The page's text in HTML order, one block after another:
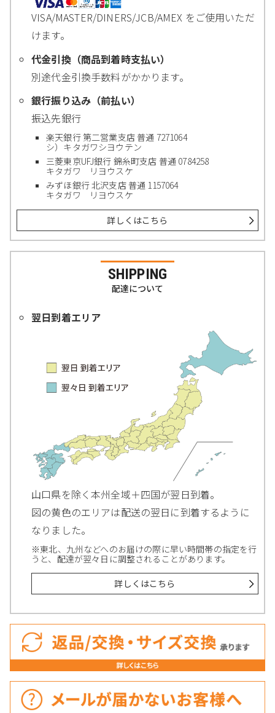
VISA/MASTER/DINERS/JCB/AMEX をご使用いただ
けます。
代金引換（商品到着時支払い）
別途代金引換手数料がかかります。
銀行振り込み（前払い）
振込先銀行
楽天銀行 第二営業支店 普通 7271064
シ）キタガワシヨウテン
三菱東京UFJ銀行 錦糸町支店 普通 0784258
キタガワ リヨウスケ
みずほ銀行 北沢支店 普通 1157064
キタガワ リヨウスケ
詳しくはこちら
SHIPPING
配達について
翌日到着エリア
山口県を除く本州全域＋四国が翌日到着。
図の黄色のエリアは配送の翌日に到着するように
なりました。
※東北、九州などへのお届けの際に早い時間帯の指定を行
うと、配達が翌々日に調整されることがあります。
詳しくはこちら